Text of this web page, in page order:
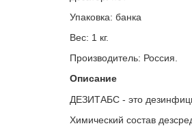
Упаковка: банка
Вес: 1 кг.
Производитель: Россия.
Описание
ДЕЗИТАБС - это
Химический состав